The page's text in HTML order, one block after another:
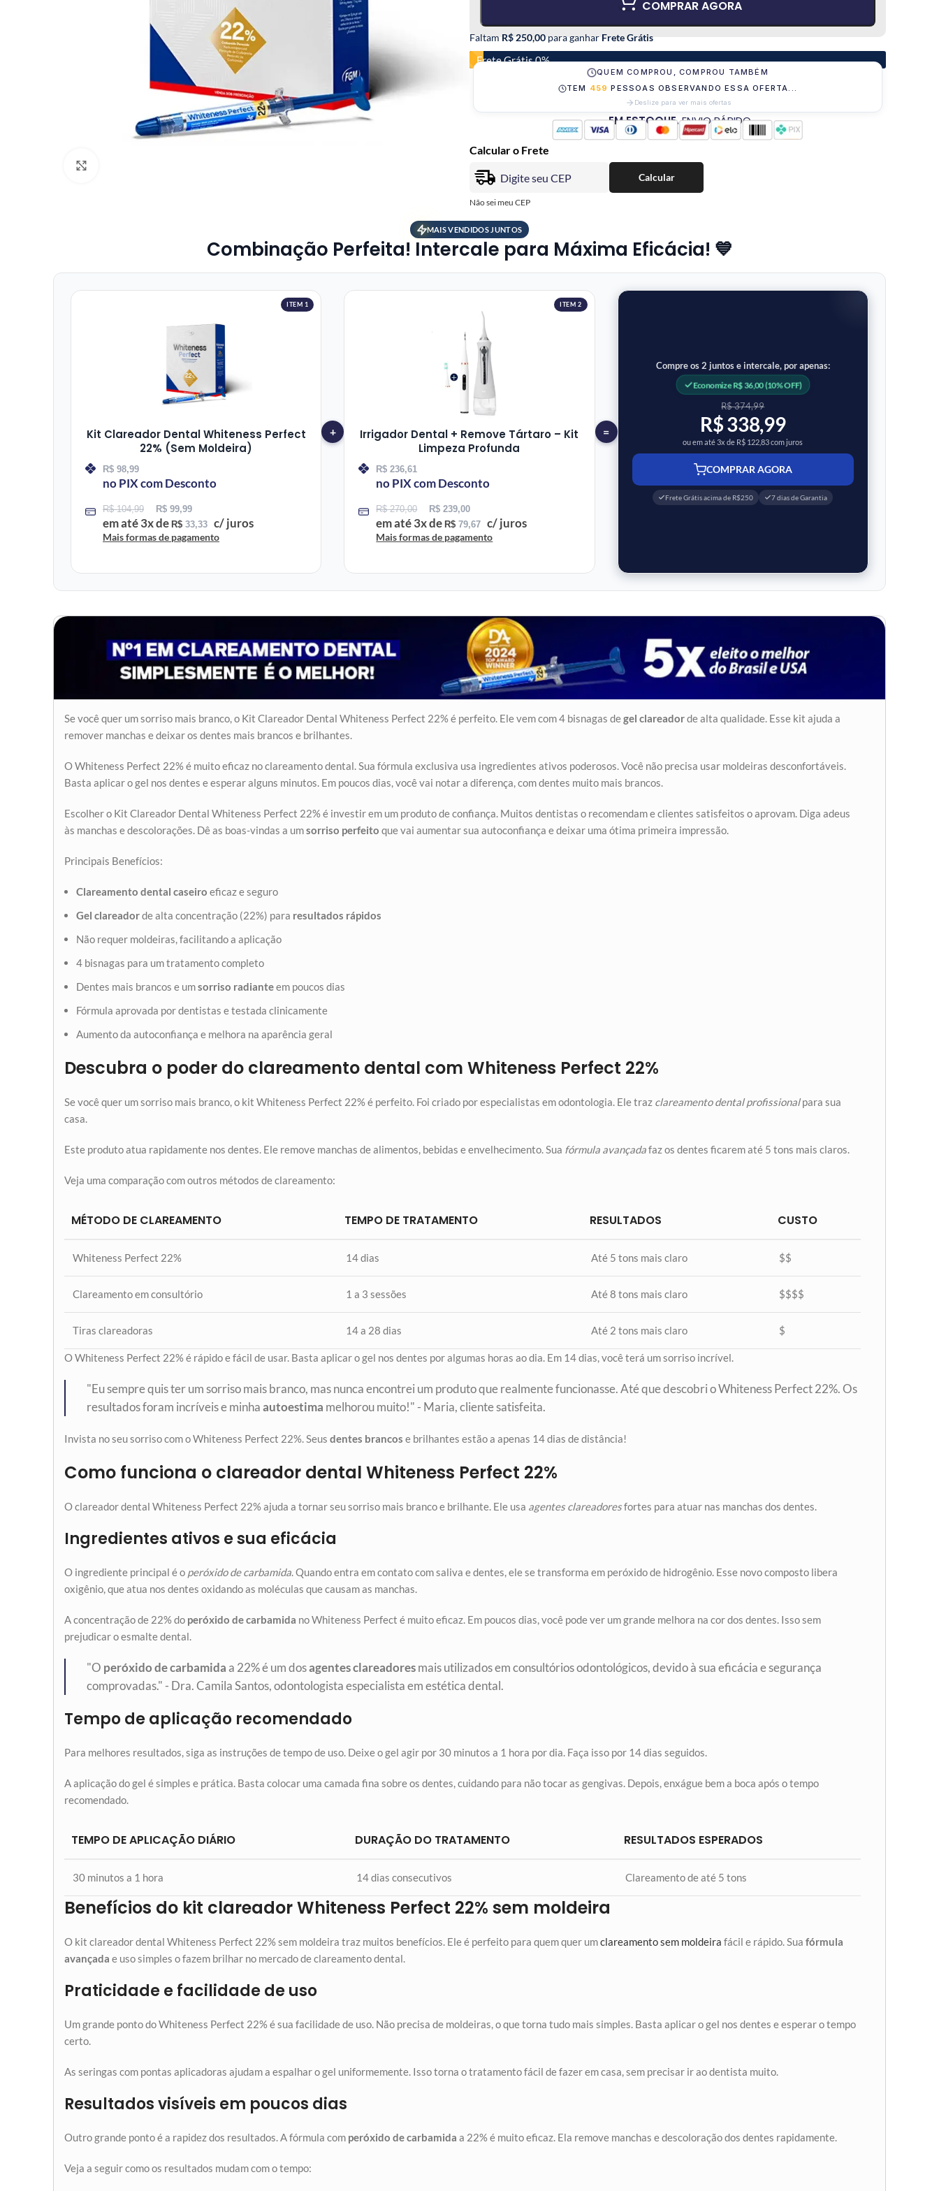
COMPRAR AGORA
Faltam R$ 250,00 para ganhar Frete Grátis
Frete Grátis 0%
QUEM COMPROU, COMPROU TAMBÉM
TEM 459 PESSOAS OBSERVANDO ESSA OFERTA...
Deslize para ver mais ofertas
EM ESTOQUE.ENVIO RÁPIDO
Calcular o Frete
Calcular
Não sei meu CEP
MAIS VENDIDOS JUNTOS
Combinação Perfeita! Intercale para Máxima Eficácia! 💙
ITEM 1
Kit Clareador Dental Whiteness Perfect
22% (Sem Moldeira)
R$ 98,99
no PIX com Desconto
R$104,99 R$ 99,99
em até3x de R$ 33,33 c/ juros
Mais formas de pagamento
+
ITEM 2
Irrigador Dental + Remove Tártaro – Kit
Limpeza Profunda
R$ 236,61
no PIX com Desconto
R$270,00 R$ 239,00
em até3x deR$ 79,67 c/ juros
Mais formas de pagamento
=
Compre os 2 juntos e intercale, por apenas:
Economize R$ 36,00 (10% OFF)
R$ 374,99
R$ 338,99
ou em até 3x de R$ 122,83 com juros
COMPRAR AGORA
Frete Grátis acima de R$250 7 dias de Garantia
Se você quer um sorriso mais branco, o Kit Clareador Dental Whiteness Perfect 22% é perfeito. Ele vem com 4 bisnagas degel clareadorde alta qualidade. Esse kit ajuda a
remover manchas e deixar os dentes mais brancos e brilhantes.
O Whiteness Perfect 22% é muito eficaz no clareamento dental. Sua fórmula exclusiva usa ingredientes ativos poderosos. Você não precisa usar moldeiras desconfortáveis.
Basta aplicar o gel nos dentes e esperar alguns minutos. Em poucos dias, você vai notar a diferença, com dentes muito mais brancos.
Escolher o Kit Clareador Dental Whiteness Perfect 22% é investir em um produto de confiança. Muitos dentistas o recomendam e clientes satisfeitos o aprovam. Diga adeus
às manchas e descolorações. Dê as boas-vindas a umsorriso perfeito que vai aumentar sua autoconfiança e deixar uma ótima primeira impressão.
Principais Benefícios:
Clareamento dental caseiro eficaz e seguro
Gel clareadorde alta concentração (22%) para resultados rápidos
Não requer moldeiras, facilitando a aplicação
4 bisnagas para um tratamento completo
Dentes mais brancos e umsorriso radianteem poucos dias
Fórmula aprovada por dentistas e testada clinicamente
Aumento da autoconfiança e melhora na aparência geral
Descubra o poder do clareamento dental com Whiteness Perfect 22%
Se você quer um sorriso mais branco, o kit Whiteness Perfect 22% é perfeito. Foi criado por especialistas em odontologia. Ele traz clareamento dental profissionalpara sua
casa.
Este produto atua rapidamente nos dentes. Ele remove manchas de alimentos, bebidas e envelhecimento. Sua fórmula avançadafaz os dentes ficarem até 5 tons mais claros.
Veja uma comparação com outros métodos de clareamento:
MÉTODO DE CLAREAMENTO TEMPO DE TRATAMENTO RESULTADOS CUSTO
Whiteness Perfect 22% 14 dias Até 5 tons mais claro $$
Clareamento em consultório 1 a 3 sessões Até 8 tons mais claro $$$$
Tiras clareadoras 14 a 28 dias Até 2 tons mais claro $
O Whiteness Perfect 22% é rápido e fácil de usar. Basta aplicar o gel nos dentes por algumas horas ao dia. Em 14 dias, você terá um sorriso incrível.
"Eu sempre quis ter um sorriso mais branco, mas nunca encontrei um produto que realmente funcionasse. Até que descobri o Whiteness Perfect 22%. Os
resultados foram incríveis e minha autoestima melhorou muito!" - Maria, cliente satisfeita.
Invista no seu sorriso com o Whiteness Perfect 22%. Seus dentes brancos e brilhantes estão a apenas 14 dias de distância!
Como funciona o clareador dental Whiteness Perfect 22%
O clareador dental Whiteness Perfect 22% ajuda a tornar seu sorriso mais branco e brilhante. Ele usa agentes clareadoresfortes para atuar nas manchas dos dentes.
Ingredientes ativos e sua eficácia
O ingrediente principal é o peróxido de carbamida. Quando entra em contato com saliva e dentes, ele se transforma em peróxido de hidrogênio. Esse novo composto libera
oxigênio, que atua nos dentes oxidando as moléculas que causam as manchas.
A concentração de 22% do peróxido de carbamida no Whiteness Perfect é muito eficaz. Em poucos dias, você pode ver um grande melhora na cor dos dentes. Isso sem
prejudicar o esmalte dental.
"O peróxido de carbamida a 22% é um dosagentes clareadores mais utilizados em consultórios odontológicos, devido à sua eficácia e segurança
comprovadas." - Dra. Camila Santos, odontologista especialista em estética dental.
Tempo de aplicação recomendado
Para melhores resultados, siga as instruções de tempo de uso. Deixe o gel agir por 30 minutos a 1 hora por dia. Faça isso por 14 dias seguidos.
A aplicação do gel é simples e prática. Basta colocar uma camada fina sobre os dentes, cuidando para não tocar as gengivas. Depois, enxágue bem a boca após o tempo
recomendado.
TEMPO DE APLICAÇÃO DIÁRIO DURAÇÃO DO TRATAMENTO RESULTADOS ESPERADOS
30 minutos a 1 hora 14 dias consecutivos Clareamento de até 5 tons
Benefícios do kit clareador Whiteness Perfect 22% sem moldeira
O kit clareador dental Whiteness Perfect 22% sem moldeira traz muitos benefícios. Ele é perfeito para quem quer umclareamento sem moldeira fácil e rápido. Sua fórmula
avançada e uso simples o fazem brilhar no mercado de clareamento dental.
Praticidade e facilidade de uso
Um grande ponto do Whiteness Perfect 22% é sua facilidade de uso. Não precisa de moldeiras, o que torna tudo mais simples. Basta aplicar o gel nos dentes e esperar o tempo
certo.
As seringas com pontas aplicadoras ajudam a espalhar o gel uniformemente. Isso torna o tratamento fácil de fazer em casa, sem precisar ir ao dentista muito.
Resultados visíveis em poucos dias
Outro grande ponto é a rapidez dos resultados. A fórmula com peróxido de carbamida a 22% é muito eficaz. Ela remove manchas e descoloração dos dentes rapidamente.
Veja a seguir como os resultados mudam com o tempo: